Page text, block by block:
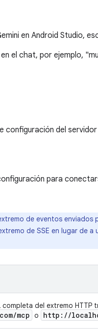
en Android Studio,
el chat, por ejemplo,
configuración del servidor
para
de eventos enviados
de SSE en lugar de a
completa del extremo HTTP
com/mcp o http: //